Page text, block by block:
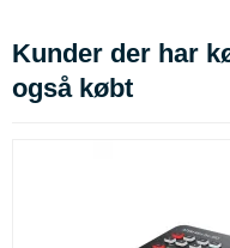
Kunder der har
også købt